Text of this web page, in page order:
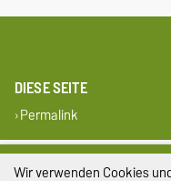
DIESE SEITE
Permalink
Wir verwenden Cookies